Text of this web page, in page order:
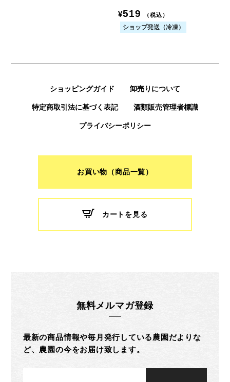
¥519 （税込）
ショップ発送（冷凍）
ショッピングガイド 卸売りについて
特定商取引法に基づく表記 酒類販売管理者標識
プライバシーポリシー
お買い物（商品一覧）
カートを見る
無料メルマガ登録
最新の商品情報や毎月発行している農園だよりな
ど、農園の今をお届け致します。